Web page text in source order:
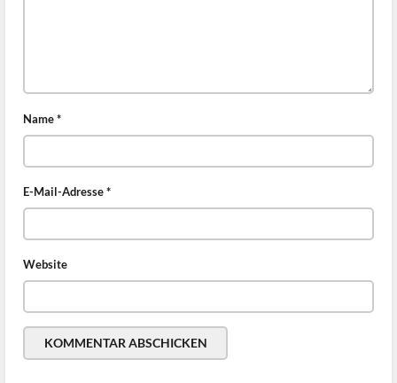
Name*
E-Mail-Adresse*
Website